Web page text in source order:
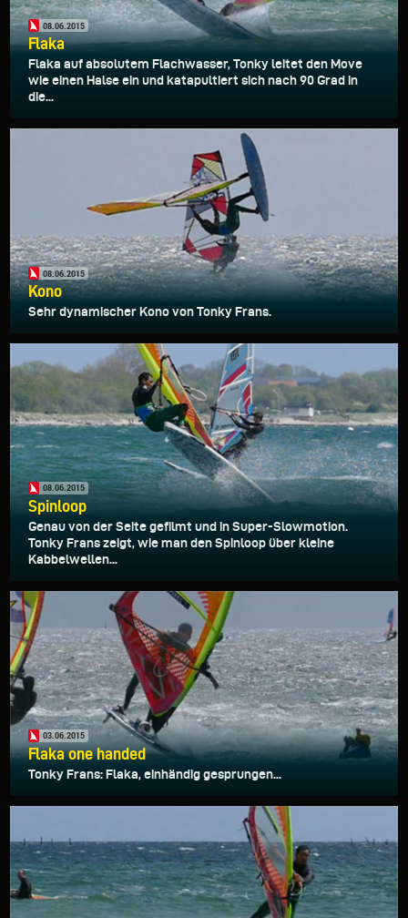
08.06.2015
Flaka
Flaka auf absolutem Flachwasser, Tonky leitet den Move
wie einen Halse ein und katapultiert sich nach 90 Grad in
die...
08.06.2015
Kono
Sehr dynamischer Kono von Tonky Frans.
08.06.2015
Spinloop
Genau von der Seite gefilmt und in Super-Slowmotion.
Tonky Frans zeigt, wie man den Spinloop über kleine
Kabbelwellen...
03.06.2015
Flaka one handed
Tonky Frans: Flaka, einhändig gesprungen...